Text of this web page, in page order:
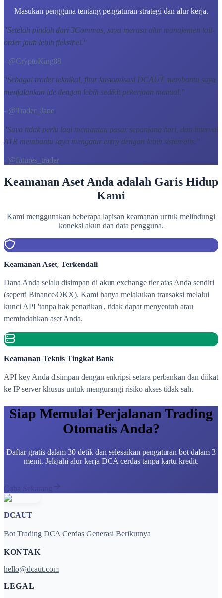
Masukan pengguna tentang pengaturan strategi dan alur kerja.
"Setelah pindah dari 3Commas, saya merasa alur manajemen tail-
order jauh lebih fleksibel."
- @CryptoKing88
"Sebagai trader teknikal, fitur kustomisasi DCAUT membantu saya
menjalankan ide dengan lebih sedikit pekerjaan manual. "
- @Trader_Jane
"Saya tidak perlu lagi memantau pasar sepanjang hari, dan interval
ATR membantu saya mengatur entry dengan lebih sistematis. "
- @futures_trader
Keamanan Aset Anda adalah Garis Hidup
Kami
Kami menggunakan beberapa lapisan keamanan untuk melindungi
koneksi akun dan data pengguna.
Keamanan Aset, Terkendali
Dana Anda selalu disimpan di akun exchange tier atas Anda sendiri
(seperti Binance/OKX). Kami hanya melakukan transaksi melalui
kunci API 'tanpa hak penarikan', tidak dapat menyentuh atau
memindahkan aset Anda.
Keamanan Teknis Tingkat Bank
API key Anda disimpan dengan enkripsi setara perbankan dan diikat
ke IP server khusus untuk mengurangi risiko akses tidak sah.
Siap Memulai Perjalanan Trading
Otomatis Anda?
Daftar gratis dalam 30 detik dan selesaikan pengaturan bot dalam 3
menit. Jelajahi alur kerja DCA cerdas tanpa kartu kredit.
Coba Sekarang
DCAUT
Bot Trading DCA Cerdas Generasi Berikutnya
KONTAK
hello@dcaut.com
LEGAL